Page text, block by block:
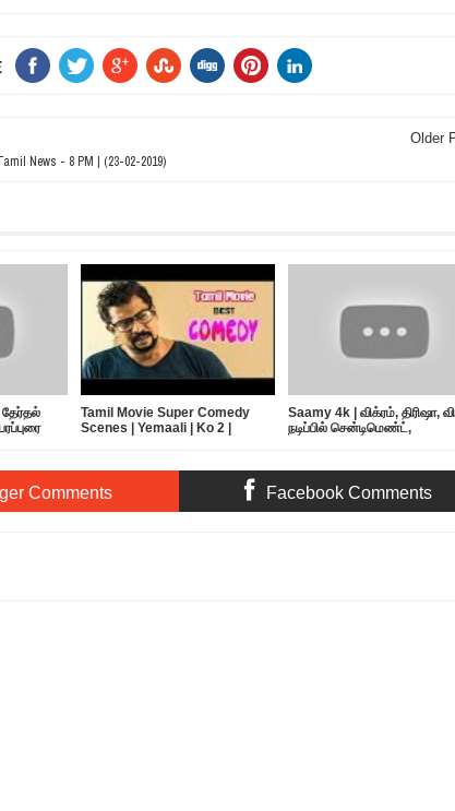
News - 8 PM | (23-02-2019)
Older
Tamil Movie Super Comedy
Scenes | Yemaali | Ko 2 |
Saamy 4k | விக்ரம், திரிஷா,
நடிப்பில் சென்டிமெண்ட்,
Comments Facebook Comments